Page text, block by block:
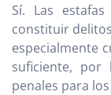
Sí. Las
constituir
especialmente
suficiente, por
penales para